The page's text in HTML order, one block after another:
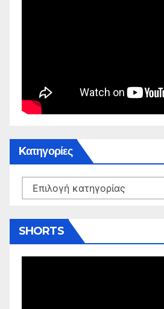
Kατηγορίες
Kατηγορίες
SHORTS